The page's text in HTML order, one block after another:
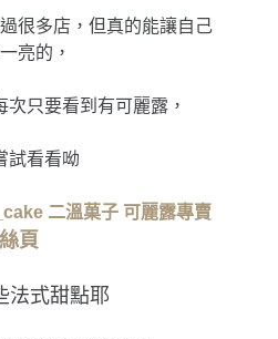
很多店，但真的能讓自己
亮的，
只要看到有可麗露，
試看看呦
二溫菓子 可麗露專賣
頁
法式甜點耶